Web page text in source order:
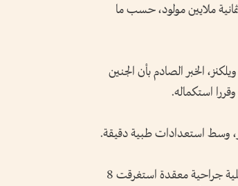
من كل ثمانية ملايين مولود، حسب ما
الخبر الصادم بأن الجنين
استكماله.
وسط استعدادات طبية دقيقة.
وبعد سبع سنوات من الرعاية الدقيقة، خضعت فانيلوب مؤخراً لعملية جراحية معقدة استغرقت 8